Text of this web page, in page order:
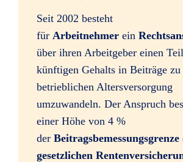
Seit 2002 besteht
für Arbeitnehmer ein
über ihren Arbeitgeber einen
künftigen Gehalts in Beiträge zu
betrieblichen Altersversorgung
umzuwandeln. Der Anspruch
einer Höhe von 4 %
der
gesetzlichen